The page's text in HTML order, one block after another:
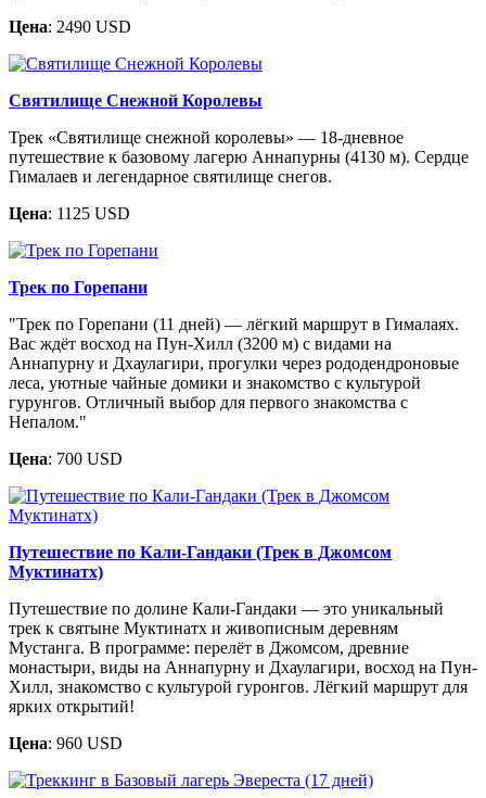
Цена: 2490 USD
Святилище Снежной Королевы
Трек «Святилище снежной королевы» — 18-дневное
путешествие к базовому лагерю Аннапурны (4130 м). Сердце
Гималаев и легендарное святилище снегов.
Цена: 1125 USD
Трек по Горепани
"Трек по Горепани (11 дней) — лёгкий маршрут в Гималаях.
Вас ждёт восход на Пун-Хилл (3200 м) с видами на
Аннапурну и Дхаулагири, прогулки через рододендроновые
леса, уютные чайные домики и знакомство с культурой
гурунгов. Отличный выбор для первого знакомства с
Непалом."
Цена: 700 USD
Путешествие по Кали-Гандаки (Трек в Джомсом
Муктинатх)
Путешествие по долине Кали-Гандаки — это уникальный
трек к святыне Муктинатх и живописным деревням
Мустанга. В программе: перелёт в Джомсом, древние
монастыри, виды на Аннапурну и Дхаулагири, восход на Пун-
Хилл, знакомство с культурой гуронгов. Лёгкий маршрут для
ярких открытий!
Цена: 960 USD